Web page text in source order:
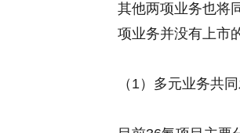
其他两项业务也将
项业务并没有上市
（1）多元业务共